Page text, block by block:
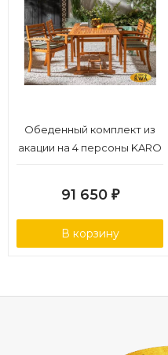
Обеденный комплект из
акации на 4 персоны KARO
91 650 ₽
В корзину